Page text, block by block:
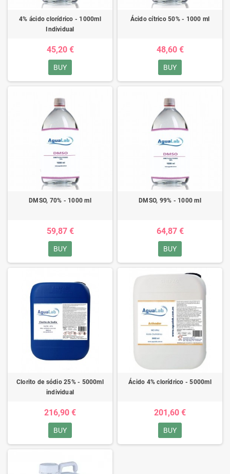
4% ácido clorídrico - 1000ml
Individual
45,20 €
BUY
Ácido cítrico 50% - 1000 ml
48,60 €
BUY
DMSO, 70% - 1000 ml
59,87 €
BUY
DMSO, 99% - 1000 ml
64,87 €
BUY
Clorito de sódio 25% - 5000ml
individual
216,90 €
BUY
Ácido 4% clorídrico - 5000ml
201,60 €
BUY